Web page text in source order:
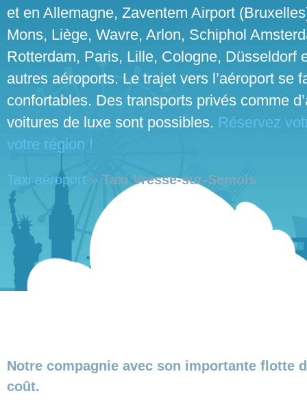
et en Allemagne, Zaventem Airport
Mons, Liège, Wavre, Arlon, Schiphol
Rotterdam, Paris, Lille, Cologne, Düsseldorf
autres aéroports. Le trajet vers l’aéroport se
confortables. Des transports privés comme
voitures de luxe sont possibles. Réservez
votre région !
Taxi aéroport » Taxi Vresse-sur-Semois
Notre compagnie avec son importante flotte
coût.